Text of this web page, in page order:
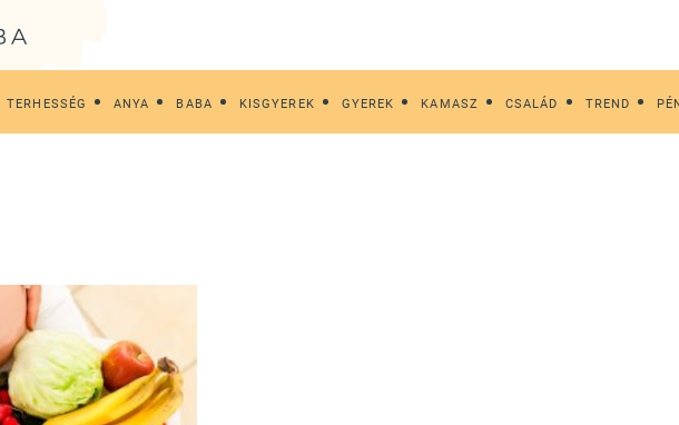
TERHESSÉG ANYA BABA KISGYEREK GYEREK KAMASZ CSALÁD TREND